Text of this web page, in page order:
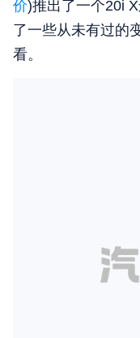
价)推出了一个20i
了一些从未有过的
看。